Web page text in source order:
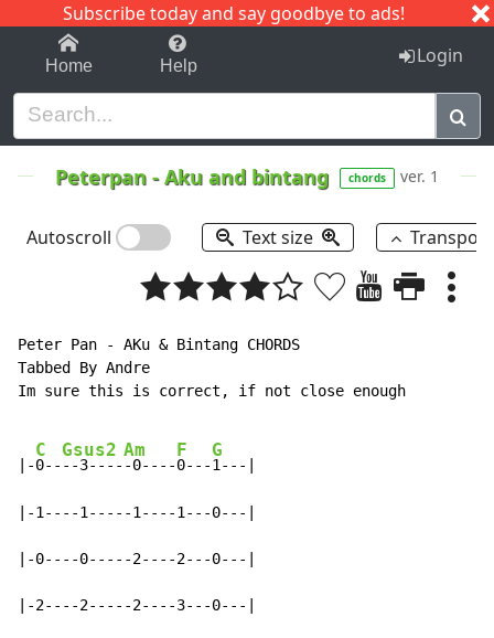
Subscribe today and say goodbye to ads!
1-9 C I J
Home Help Login
Peterpan -Aku and bintang chords ver. 1
Autoscroll Text size
Peter Pan - AKu & Bintang CHORDS
Tabbed By Andre
Im sure this is correct, if not close enough
|-
C
0--
Gsus2
--3----
Am
-0----
F
0---
G
1---|
|-1----1-----1----1---0---|
|-0----0-----2----2---0---|
|-2----2-----2----3---0---|